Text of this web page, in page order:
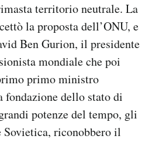
territorio neutrale. La
la proposta dell’ONU, e
Ben Gurion, il presidente
mondiale che poi
primo ministro
dello stato di
potenze del tempo, gli
riconobbero il